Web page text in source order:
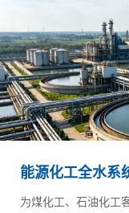
能源化工全水系
为煤化工、石油化工